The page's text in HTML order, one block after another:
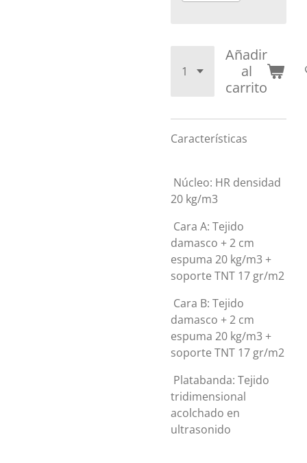
Añadir
al
carrito
Características
Núcleo: HR densidad
20 kg/m3
Cara A: Tejido
damasco + 2 cm
espuma 20 kg/m3 +
soporte TNT 17 gr/m2
Cara B: Tejido
damasco + 2 cm
espuma 20 kg/m3 +
soporte TNT 17 gr/m2
Platabanda: Tejido
tridimensional
acolchado en
ultrasonido